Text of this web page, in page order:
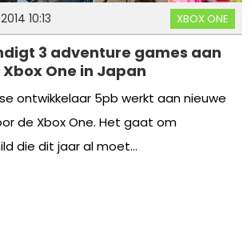
10:13 XBOX ONE
3 adventure games aan
One in Japan
ontwikkelaar 5pb werkt aan nieuwe
de Xbox One. Het gaat om
die dit jaar al moet...